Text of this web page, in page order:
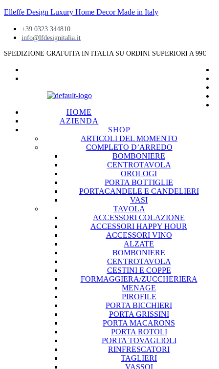
Elleffe Design Luxury Home Decor Made in Italy
+39 0323 344810
info@lfdesignitalia.it
SPEDIZIONE GRATUITA IN ITALIA SU ORDINI SUPERIORI A 99€
HOME
AZIENDA
SHOP
ARTICOLI DEL MOMENTO
COMPLETO D’ARREDO
BOMBONIERE
CENTROTAVOLA
OROLOGI
PORTA BOTTIGLIE
PORTACANDELE E CANDELIERI
VASI
TAVOLA
ACCESSORI COLAZIONE
ACCESSORI HAPPY HOUR
ACCESSORI VINO
ALZATE
BOMBONIERE
CENTROTAVOLA
CESTINI E COPPE
FORMAGGIERA/ZUCCHERIERA
MENAGE
PIROFILE
PORTA BICCHIERI
PORTA GRISSINI
PORTA MACARONS
PORTA ROTOLI
PORTA TOVAGLIOLI
RINFRESCATORI
TAGLIERI
VASSOI